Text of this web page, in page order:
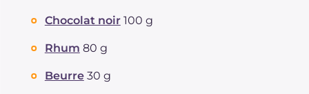
Chocolat noir 100 g
Rhum 80 g
Beurre 30 g